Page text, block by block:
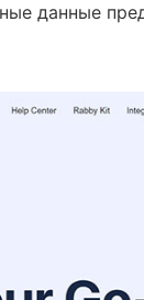
данные